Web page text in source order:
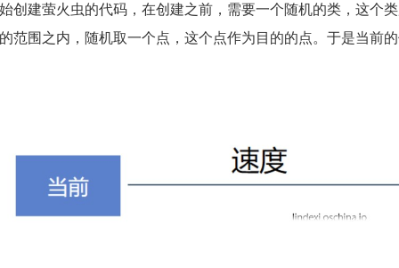
创建萤火虫的代码，在创建之前，需要一个随机的类，这个
范围之内，随机取一个点，这个点作为目的的点。于是当前